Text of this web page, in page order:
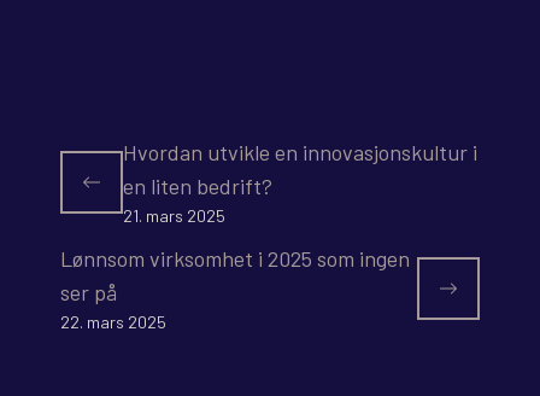
Hvordan utvikle en innovasjonskultur i
en liten bedrift?
21. mars 2025
Lønnsom virksomhet i 2025 som ingen
ser på
22. mars 2025